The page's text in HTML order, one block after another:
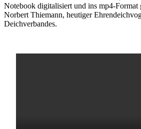
Notebook digitalisiert und ins mp4-Format
Norbert Thiemann, heutiger
Deichverbandes.